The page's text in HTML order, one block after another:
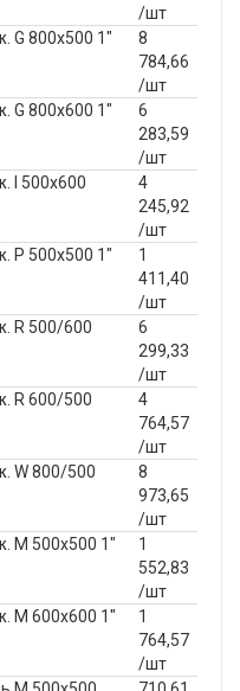
/шт
G 800х500 1"
8
784,66
/шт
G 800х600 1"
6
283,59
/шт
I 500х600
4
245,92
/шт
P 500x500 1"
1
411,40
/шт
R 500/600
6
299,33
/шт
R 600/500
4
764,57
/шт
W 800/500
8
973,65
/шт
М 500х500 1"
1
552,83
/шт
М 600х600 1"
1
764,57
/шт